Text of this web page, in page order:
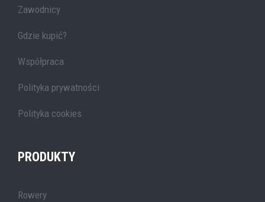
Zawodnicy
Gdzie kupić?
Współpraca
Polityka prywatności
Polityka cookies
PRODUKTY
Rowery